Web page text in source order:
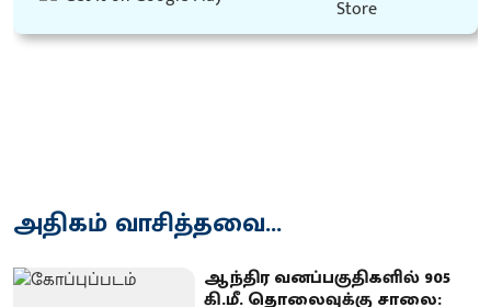
அதிகம் வாசித்தவை...
ஆந்திர வனப்பகுதிகளில் 905
கி.மீ. தொலைவுக்கு சாலை: